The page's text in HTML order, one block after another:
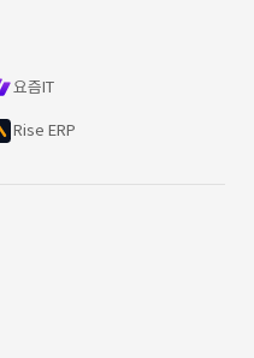
요즘IT
Rise ERP